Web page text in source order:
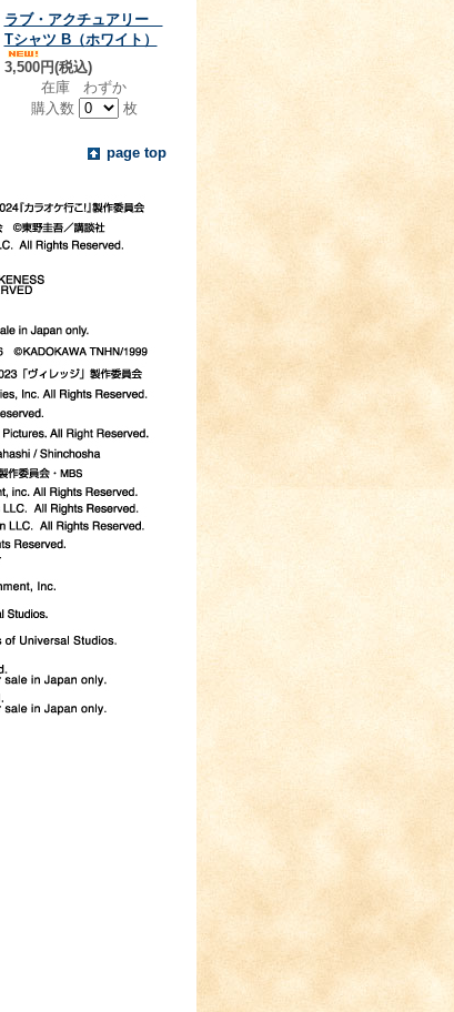
ラブ・アクチュアリー
Tシャツ B（ホワイト）
3,500円(税込)
在庫 わずか
購入数
枚
page top